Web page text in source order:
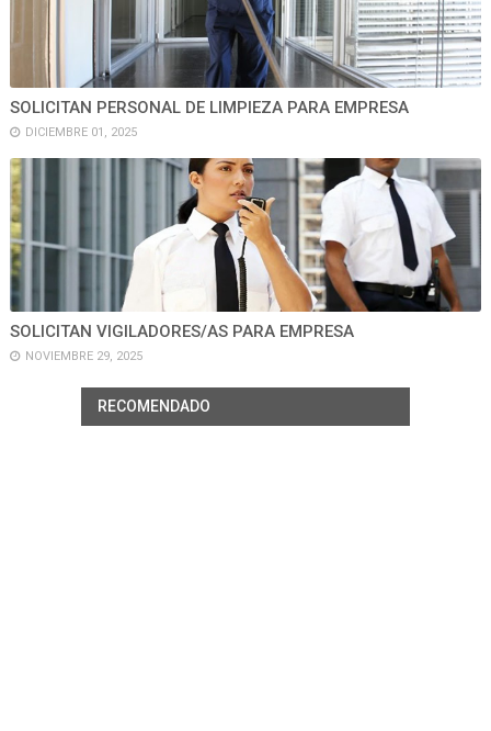
SOLICITAN PERSONAL DE LIMPIEZA PARA EMPRESA
DICIEMBRE 01, 2025
SOLICITAN VIGILADORES/AS PARA EMPRESA
NOVIEMBRE 29, 2025
RECOMENDADO